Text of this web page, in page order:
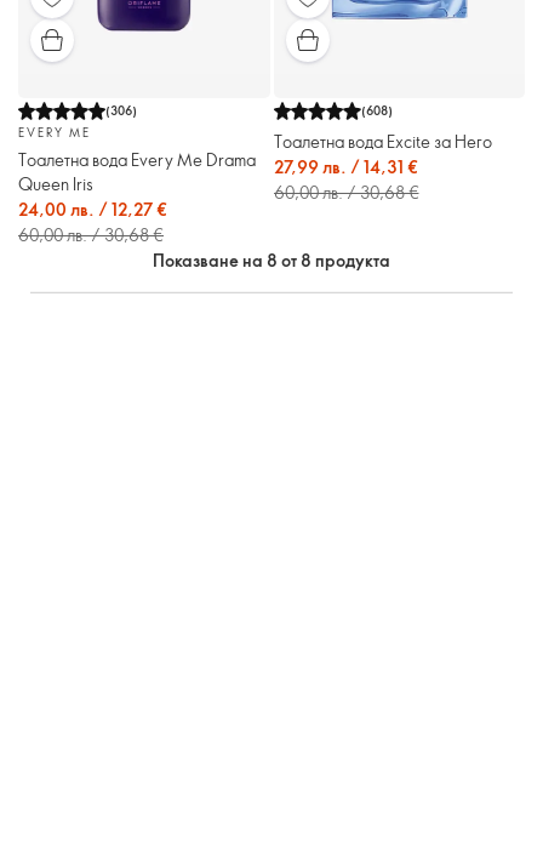
(306)
EVERY ME
Тоалетна вода Every Me Drama
Queen Iris
24,00 лв. / 12,27 €
60,00 лв. / 30,68 €
(608)
Тоалетна вода Excite за Него
27,99 лв. / 14,31 €
60,00 лв. / 30,68 €
Показване на 8 от 8 продукта